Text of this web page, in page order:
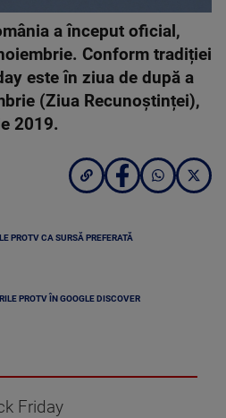
a început oficial,
Conform tradiției
este în ziua de după a
(Ziua Recunoștinței),
2019.
PROTV CA SURSĂ PREFERATĂ
PROTV ÎN GOOGLE DISCOVER
Friday